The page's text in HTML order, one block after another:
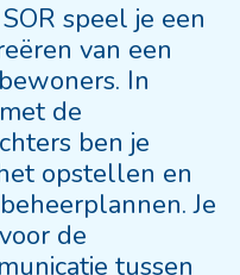
speel je een
van een
In
de
ben je
opstellen en
Je
de
tussen